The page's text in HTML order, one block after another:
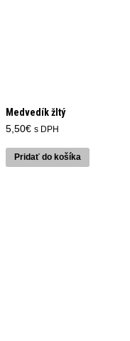
Medvedík žltý
5,50€ s DPH
Pridať do košíka